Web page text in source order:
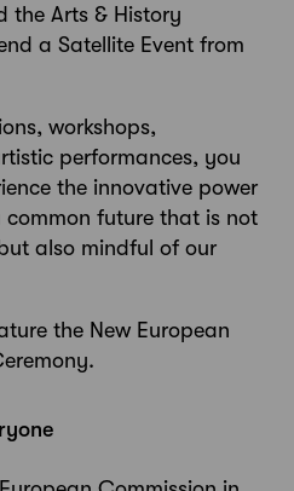
the Arts & History
a Satellite Event from
workshops,
performances, you
the innovative power
future that is not
also mindful of our
the New European